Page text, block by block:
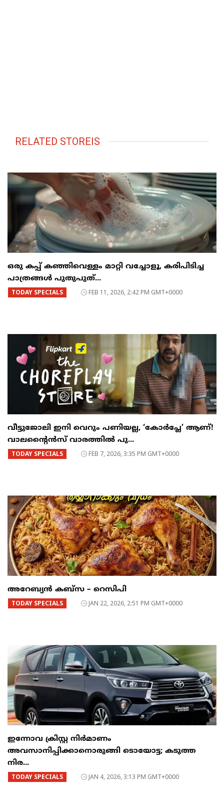
RELATED STOREIS
ഒരു കപ്പ് കഞ്ഞിവെള്ളം മാറ്റി വച്ചോളൂ, കരിപിടിച്ച
പാത്രങ്ങൾ പുതുപുത്...
TODAY SPECIALS FEB 11, 2026, 2:42 PM GMT+0000
വീട്ടുജോലി ഇനി വെറും പണിയല്ല, ‘കോർപ്ലേ’ ആണ്!
വാലന്റൈൻസ് വാരത്തിൽ പു...
TODAY SPECIALS FEB 7, 2026, 3:35 PM GMT+0000
അറേബ്യൻ കബ്സ – റെസിപി
TODAY SPECIALS JAN 22, 2026, 2:51 PM GMT+0000
ഇന്നോവ ക്രിസ്റ്റ നിർമാണം
അവസാനിപ്പിക്കാനൊരുങ്ങി ടൊയോട്ട; കടുത്ത
നിര...
TODAY SPECIALS JAN 4, 2026, 3:13 PM GMT+0000